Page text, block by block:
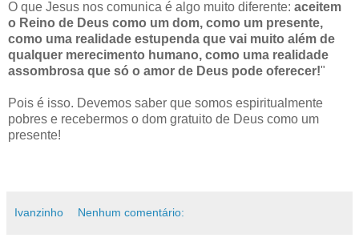
O que Jesus nos comunica é algo muito diferente: aceitem
o Reino de Deus como um dom, como um presente,
como uma realidade estupenda que vai muito além de
qualquer merecimento humano, como uma realidade
assombrosa que só o amor de Deus pode oferecer!"
Pois é isso. Devemos saber que somos espiritualmente
pobres e recebermos o dom gratuito de Deus como um
presente!
Ivanzinho Nenhum comentário: